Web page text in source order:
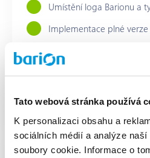
Tato webová stránka používá
K personalizaci obsahu a
sociálních médií a analýze
soubory cookie. Informace o
Umístění loga Barionu a
Implementace plné verze
Měsíční průměrná
než 500 CZK
objemu).
Nejlepší nabídka